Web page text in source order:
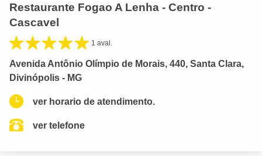
Restaurante Fogao A Lenha - Centro -
Cascavel
1 aval.
Avenida Antônio Olímpio de Morais, 440, Santa Clara,
Divinópolis - MG
ver horario de atendimento.
ver telefone